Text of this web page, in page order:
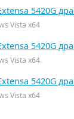
5420G
Vista x64
5420G
Vista x64
5420G
Vista x64